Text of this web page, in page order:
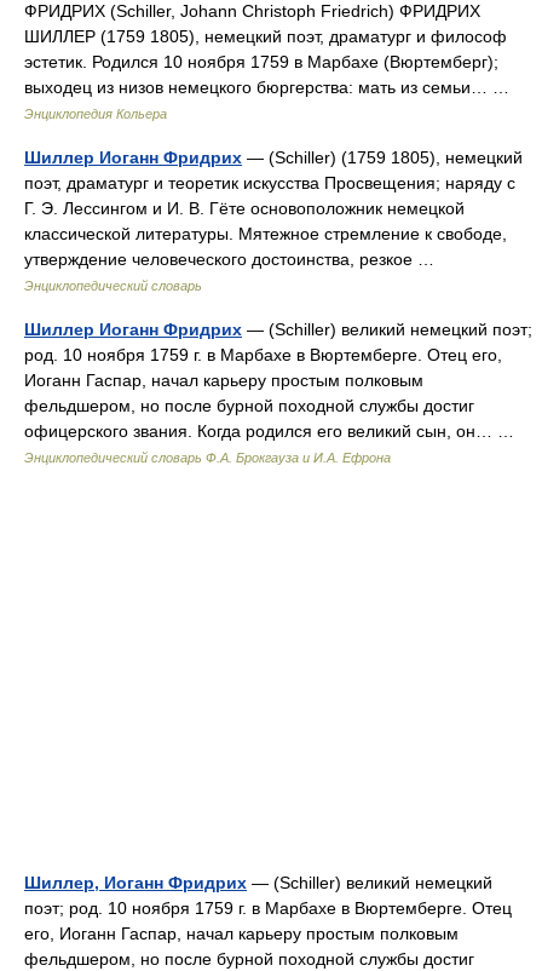
ФРИДРИХ (Schiller, Johann Christoph Friedrich) ФРИДРИХ
ШИЛЛЕР (1759 1805), немецкий поэт, драматург и философ
эстетик. Родился 10 ноября 1759 в Марбахе (Вюртемберг);
выходец из низов немецкого бюргерства: мать из семьи… …
Энциклопедия Кольера
Шиллер Иоганн Фридрих — (Schiller) (1759 1805), немецкий
поэт, драматург и теоретик искусства Просвещения; наряду с
Г. Э. Лессингом и И. В. Гёте основоположник немецкой
классической литературы. Мятежное стремление к свободе,
утверждение человеческого достоинства, резкое …
Энциклопедический словарь
Шиллер Иоганн Фридрих — (Schiller) великий немецкий поэт;
род. 10 ноября 1759 г. в Марбахе в Вюртемберге. Отец его,
Иоганн Гаспар, начал карьеру простым полковым
фельдшером, но после бурной походной службы достиг
офицерского звания. Когда родился его великий сын, он… …
Энциклопедический словарь Ф.А. Брокгауза и И.А. Ефрона
Шиллер, Иоганн Фридрих — (Schiller) великий немецкий
поэт; род. 10 ноября 1759 г. в Марбахе в Вюртемберге. Отец
его, Иоганн Гаспар, начал карьеру простым полковым
фельдшером, но после бурной походной службы достиг